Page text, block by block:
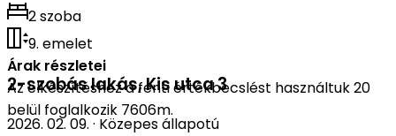
2 szoba
9. emelet
Árak részletei
Az elkészítéshez a fenti értékbecslést használtuk 20
belül foglalkozik 7606m.
2-szobás lakás,Kis utca 3
2026. 02. 09. · Közepes állapotú